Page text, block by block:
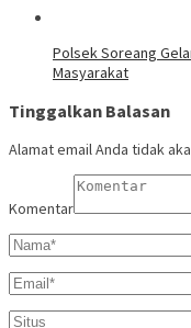
Polsek Soreang
Masyarakat
Tinggalkan Balasan
Alamat email Anda tidak
Komentar